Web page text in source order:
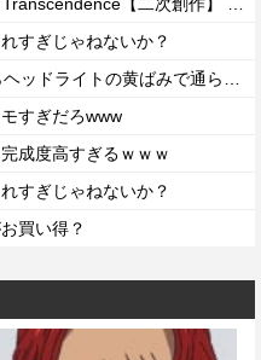
すぎじゃねないか？
すぎだろwww
成度高すぎるｗｗｗ
すぎじゃねないか？
買い得？